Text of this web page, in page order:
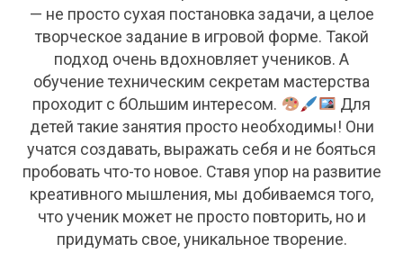
— не просто сухая постановка задачи, а целое
творческое задание в игровой форме. Такой
подход очень вдохновляет учеников. А
обучение техническим секретам мастерства
проходит с бОльшим интересом.
Для
детей такие занятия просто необходимы! Они
учатся создавать, выражать себя и не бояться
пробовать что-то новое. Ставя упор на развитие
креативного мышления, мы добиваемся того,
что ученик может не просто повторить, но и
придумать свое, уникальное творение.